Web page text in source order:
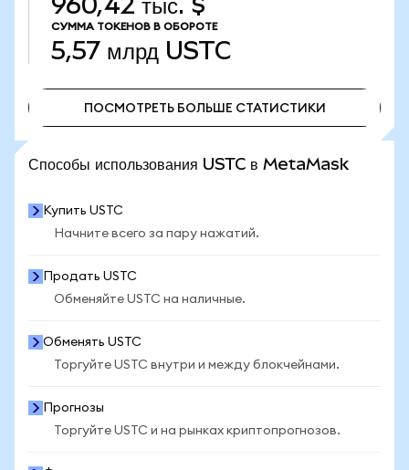
СУММА ТОКЕНОВ В ОБОРОТЕ
5,57 млрд USTC
ПОСМОТРЕТЬ БОЛЬШЕ СТАТИСТИКИ
Способы использования USTC в MetaMask
Купить USTC
Начните всего за пару нажатий.
Продать USTC
Обменяйте USTC на наличные.
Обменять USTC
Торгуйте USTC внутри и между блокчейнами.
Прогнозы
Торгуйте USTC и на рынках криптопрогнозов.